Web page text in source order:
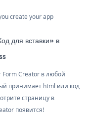
create your app
для вставки» в
Creator в любой
принимает html или код
страницу в
появится!